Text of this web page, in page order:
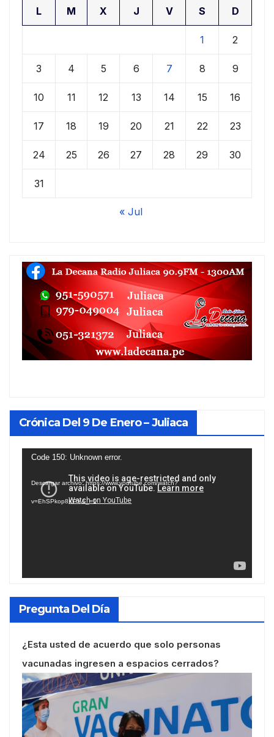
L M X J V S D
1 2
3 4 5 6 7 8 9
10 11 12 13 14 15 16
17 18 19 20 21 22 23
24 25 26 27 28 29 30
31
« Jul
Crónica Del 9 De Enero – Juliaca
Reproductor
vídeo
Code 150: Unknown error.
Descargar archivo: https://www.youtube.com/watch?
v=EhSPkop8KPY&_=1
Pregunta Del Día
¿Esta usted de acuerdo que solo personas
vacunadas ingresen a espacios cerrados?